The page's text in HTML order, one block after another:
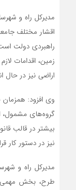
مدیرکل راه و
اقشار مختلف
راهبردی دولت
زمین، اقدامات
اراضی نیز در حال
وی افزود: همزمان
گروه‌های مشمول،
بیشتر در قالب
نیز در دستور کار
مدیرکل راه و
طرح، بخش مهمی